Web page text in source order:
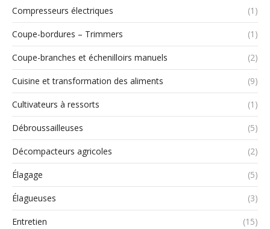
Compresseurs électriques (1)
Coupe-bordures – Trimmers (1)
Coupe-branches et échenilloirs manuels (2)
Cuisine et transformation des aliments (9)
Cultivateurs à ressorts (1)
Débroussailleuses (5)
Décompacteurs agricoles (2)
Élagage (5)
Élagueuses (3)
Entretien (15)